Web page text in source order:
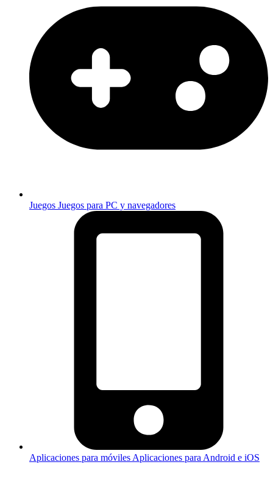
Juegos Juegos para PC y navegadores
Aplicaciones para móviles Aplicaciones para Android e iOS